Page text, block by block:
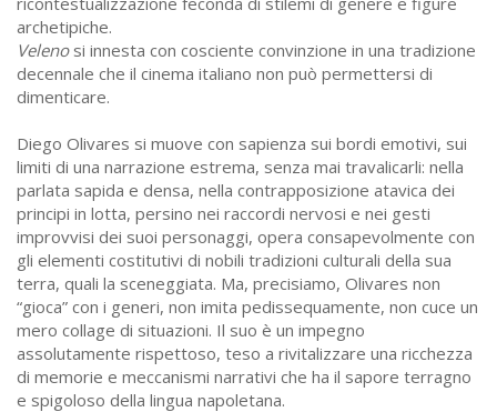
archetipiche.
Velenosi innesta con cosciente convinzione in una tradizione
decennale che il cinema italiano non può permettersi di
dimenticare.
Diego Olivares si muove con sapienza sui bordi emotivi, sui
limiti di una narrazione estrema, senza mai travalicarli: nella
parlata sapida e densa, nella contrapposizione atavica dei
principi in lotta, persino nei raccordi nervosi e nei gesti
improvvisi dei suoi personaggi, opera consapevolmente con
gli elementi costitutivi di nobili tradizioni culturali della sua
terra, quali la sceneggiata. Ma, precisiamo, Olivares non
“gioca” con i generi, non imita pedissequamente, non cuce un
mero collage di situazioni. Il suo è un impegno
assolutamente rispettoso, teso a rivitalizzare una ricchezza
di memorie e meccanismi narrativi che ha il sapore terragno
e spigoloso della lingua napoletana.